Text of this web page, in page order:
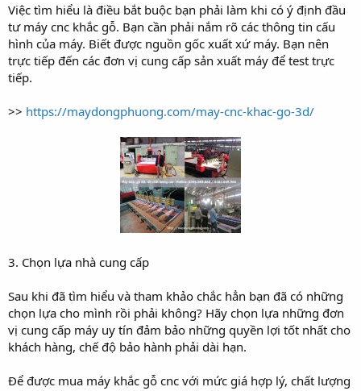
Việc tìm hiểu là điều bắt buộc bạn phải làm khi có ý định đầu
tư máy cnc khắc gỗ. Bạn cần phải nắm rõ các thông tin cấu
hình của máy. Biết được nguồn gốc xuất xứ máy. Bạn nên
trực tiếp đến các đơn vị cung cấp sản xuất máy để test trực
tiếp.
>> https://maydongphuong.com/may-cnc-khac-go-3d/
3. Chọn lựa nhà cung cấp
Sau khi đã tìm hiểu và tham khảo chắc hẳn bạn đã có những
chọn lựa cho mình rồi phải không? Hãy chọn lựa những đơn
vị cung cấp máy uy tín đảm bảo những quyền lợi tốt nhất cho
khách hàng, chế độ bảo hành phải dài hạn.
Để được mua máy khắc gỗ cnc với mức giá hợp lý, chất lượng